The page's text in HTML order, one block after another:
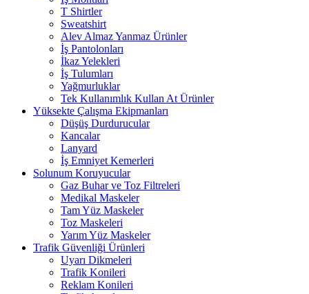
T Shirtler
Sweatshirt
Alev Almaz Yanmaz Ürünler
İş Pantolonları
İkaz Yelekleri
İş Tulumları
Yağmurluklar
Tek Kullanımlık Kullan At Ürünler
Yüksekte Çalışma Ekipmanları
Düşüş Durdurucular
Kancalar
Lanyard
İş Emniyet Kemerleri
Solunum Koruyucular
Gaz Buhar ve Toz Filtreleri
Medikal Maskeler
Tam Yüz Maskeler
Toz Maskeleri
Yarım Yüz Maskeler
Trafik Güvenliği Ürünleri
Uyarı Dikmeleri
Trafik Konileri
Reklam Konileri